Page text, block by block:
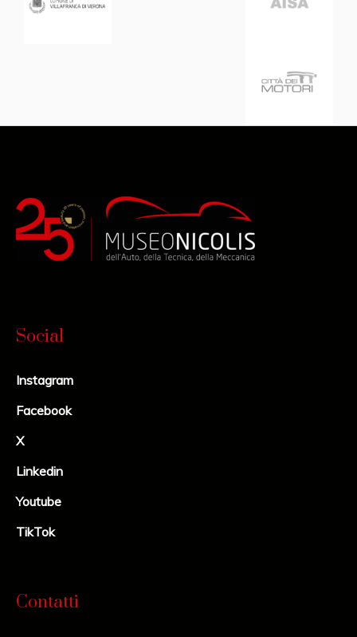
Social
Instagram
Facebook
X
Linkedin
Youtube
TikTok
Contatti